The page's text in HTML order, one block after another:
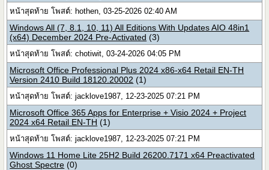
หน้าสุดท้าย โพสต์: hothen, 03-25-2026 02:40 AM
Windows All (7, 8.1, 10, 11) All Editions With Updates AIO 48in1
(x64) December 2024 Pre-Activated (3)
หน้าสุดท้าย โพสต์: chotiwit, 03-24-2026 04:05 PM
Microsoft Office Professional Plus 2024 x86-x64 Retail EN-TH
Version 2410 Build 18120.20002 (1)
หน้าสุดท้าย โพสต์: jacklove1987, 12-23-2025 07:21 PM
Microsoft Office 365 Apps for Enterprise + Visio 2024 + Project
2024 x64 Retail EN-TH (1)
หน้าสุดท้าย โพสต์: jacklove1987, 12-23-2025 07:21 PM
Windows 11 Home Lite 25H2 Build 26200.7171 x64 Preactivated
Ghost Spectre (0)